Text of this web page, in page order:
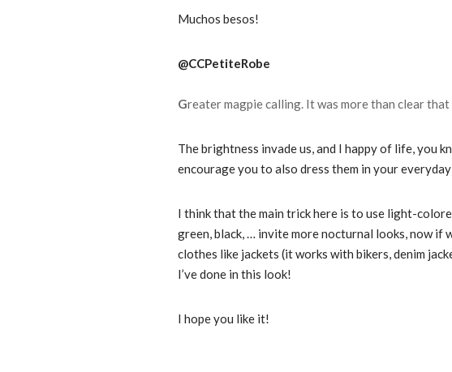
Muchos besos!
@CCPetiteRobe
Greater magpie calling. It was more than clear
The brightness invade us, and I happy of life, you
encourage you to also dress them in your
I think that the main trick here is to use light-
green, black, … invite more nocturnal looks, now if
clothes like jackets (it works with bikers, denim
I’ve done in this look!
I hope you like it!